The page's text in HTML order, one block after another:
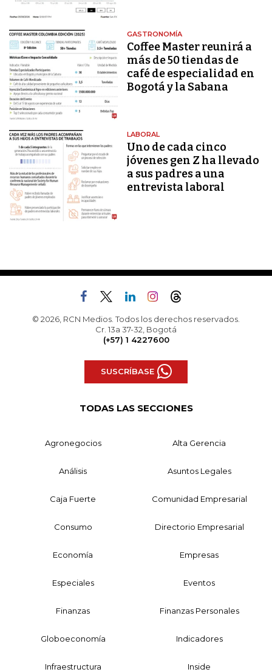
GASTRONOMÍA
Coffee Master reunirá a
más de 50 tiendas de
café de especialidad en
Bogotá y la Sabana
LABORAL
Uno de cada cinco
jóvenes gen Z ha llevado
a sus padres a una
entrevista laboral
© 2026, RCN Medios. Todos los derechos reservados.
Cr. 13a 37-32, Bogotá
(+57) 1 4227600
SUSCRÍBASE
TODAS LAS SECCIONES
Agronegocios Alta Gerencia
Análisis Asuntos Legales
Caja Fuerte Comunidad Empresarial
Consumo Directorio Empresarial
Economía Empresas
Especiales Eventos
Finanzas Finanzas Personales
Globoeconomía Indicadores
Infraestructura Inside